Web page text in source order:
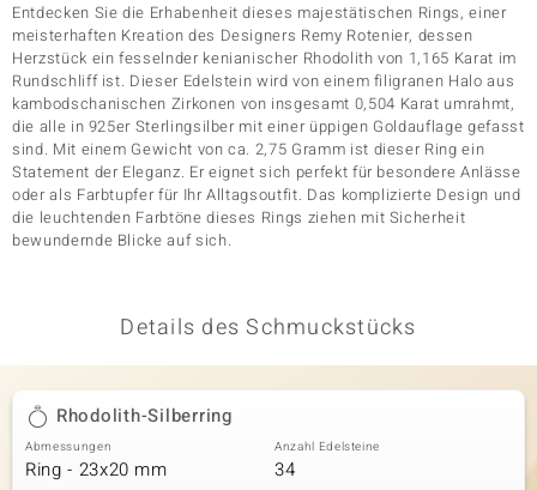
Entdecken Sie die Erhabenheit dieses majestätischen Rings, einer
meisterhaften Kreation des Designers Remy Rotenier, dessen
Herzstück ein fesselnder kenianischer Rhodolith von 1,165 Karat im
Rundschliff ist. Dieser Edelstein wird von einem filigranen Halo aus
kambodschanischen Zirkonen von insgesamt 0,504 Karat umrahmt,
die alle in 925er Sterlingsilber mit einer üppigen Goldauflage gefasst
sind. Mit einem Gewicht von ca. 2,75 Gramm ist dieser Ring ein
Statement der Eleganz. Er eignet sich perfekt für besondere Anlässe
oder als Farbtupfer für Ihr Alltagsoutfit. Das komplizierte Design und
die leuchtenden Farbtöne dieses Rings ziehen mit Sicherheit
bewundernde Blicke auf sich.
Details des Schmuckstücks
Rhodolith-Silberring
Abmessungen
Ring - 23x20 mm
Anzahl Edelsteine
34